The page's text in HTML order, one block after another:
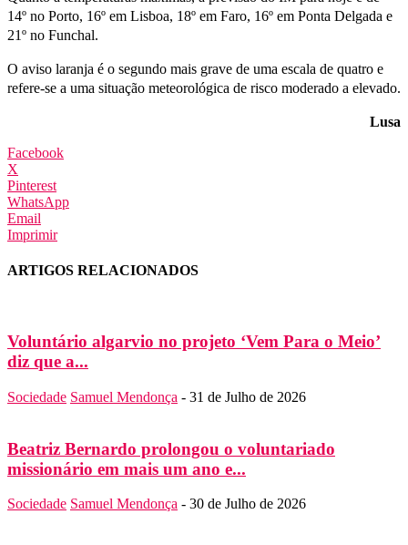
14º no Porto, 16º em Lisboa, 18º em Faro, 16º em Ponta Delgada e
21º no Funchal.
O aviso laranja é o segundo mais grave de uma escala de quatro e
refere-se a uma situação meteorológica de risco moderado a elevado.
Lusa
Facebook
X
Pinterest
WhatsApp
Email
Imprimir
ARTIGOS RELACIONADOS
Voluntário algarvio no projeto ‘Vem Para o Meio’
diz que a...
Sociedade Samuel Mendonça - 31 de Julho de 2026
Beatriz Bernardo prolongou o voluntariado
missionário em mais um ano e...
Sociedade Samuel Mendonça - 30 de Julho de 2026